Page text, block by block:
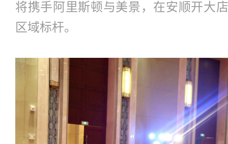
将携手阿里斯顿与美景，在安顺开大
区域标杆。